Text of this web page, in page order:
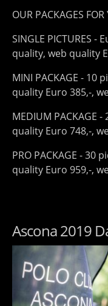
OUR PACKAGES FOR
SINGLE PICTURES
quality, web quality
MINI PACKAGE -
quality Euro 385,-,
MEDIUM
quality Euro 748,-,
PRO PACKAGE -
quality Euro 959,-,
Ascona 2019